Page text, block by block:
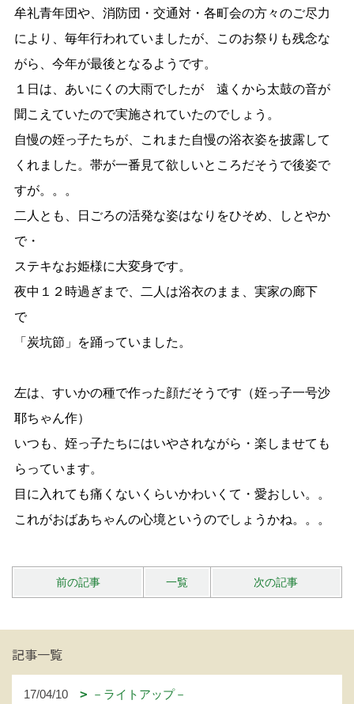
牟礼青年団や、消防団・交通対・各町会の方々のご尽力
により、毎年行われていましたが、このお祭りも残念な
がら、今年が最後となるようです。
１日は、あいにくの大雨でしたが 遠くから太鼓の音が
聞こえていたので実施されていたのでしょう。
自慢の姪っ子たちが、これまた自慢の浴衣姿を披露して
くれました。帯が一番見て欲しいところだそうで後姿で
すが。。。
二人とも、日ごろの活発な姿はなりをひそめ、しとやか
で・
ステキなお姫様に大変身です。
夜中１２時過ぎまで、二人は浴衣のまま、実家の廊下
で
「炭坑節」を踊っていました。
左は、すいかの種で作った顔だそうです（姪っ子一号沙
耶ちゃん作）
いつも、姪っ子たちにはいやされながら・楽しませても
らっています。
目に入れても痛くないくらいかわいくて・愛おしい。。
これがおばあちゃんの心境というのでしょうかね。。。
前の記事 一覧 次の記事
記事一覧
17/04/10 －ライトアップ－